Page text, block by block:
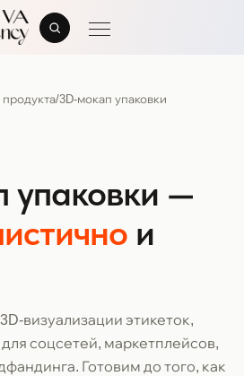
продукта/3D-мокап упаковки
упаковки —
и
визуализации этикеток,
соцсетей, маркетплейсов,
Готовим до того, как